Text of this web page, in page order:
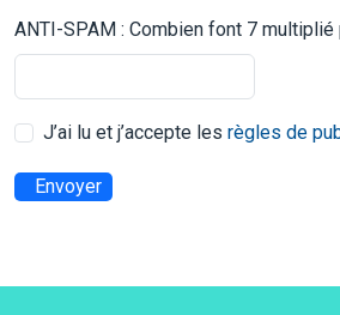
ANTI-SPAM : Combien font 7 multiplié
J’ai lu et j’accepte les règles de
Envoyer